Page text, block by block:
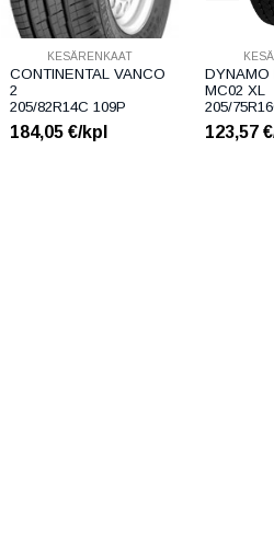
KESÄRENKAAT
CONTINENTAL VANCO
2
205/82R14C 109P
184,05€/kpl
DYNAMO
MC02 XL
205/
123,57